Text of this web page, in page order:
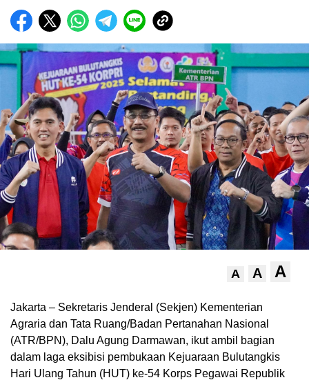
A A A
Jakarta – Sekretaris Jenderal (Sekjen) Kementerian
Agraria dan Tata Ruang/Badan Pertanahan Nasional
(ATR/BPN), Dalu Agung Darmawan, ikut ambil bagian
dalam laga eksibisi pembukaan Kejuaraan Bulutangkis
Hari Ulang Tahun (HUT) ke-54 Korps Pegawai Republik